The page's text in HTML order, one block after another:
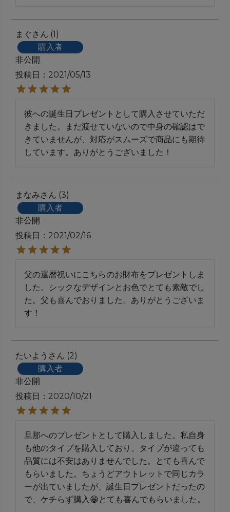
まぐ
1
購入者
非公開
投稿日
2021/05/13
彼への誕生日プレゼントとして購入させていただ
きました。まだ渡せていないので中身の確認はで
きていませんが、対応がスムーズで商品にも期待
しています。ありがとうございました！
まなみ
3
購入者
非公開
投稿日
2021/02/16
父の還暦祝いにこちらのお財布をプレゼントしま
した。シックなデザインとお色でとても素敵でし
た。父も喜んでおりました。ありがとうございま
す！
たいよう
2
購入者
非公開
投稿日
2020/10/21
旦那へのプレゼントとして購入しました。私自身
も他のタイプを購入しており、タイプが違っても
品質には不安はありませんでした。とても喜んで
もらいました。ちょうどアウトレットで同じカラ
ーが出ていましたが、誕生日プレゼントだったの
で、ケチらず購入😁とても喜んでもらいました。